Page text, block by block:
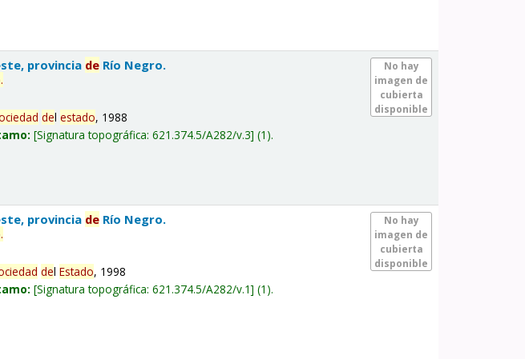
No hay
imagen de
cubierta
disponible
provincia de Río Negro.
.
delestado, 1988
Signatura topográfica:621.374.5/A282/v.3 (1).
No hay
imagen de
cubierta
disponible
provincia de Río Negro.
.
delEstado, 1998
Signatura topográfica:621.374.5/A282/v.1 (1).